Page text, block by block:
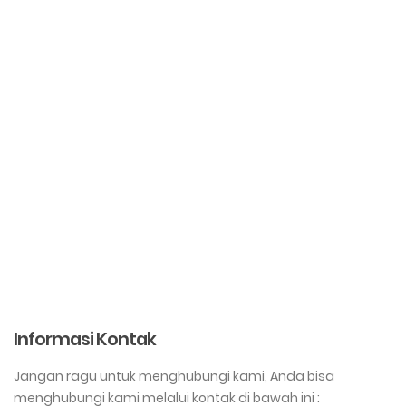
Informasi Kontak
Jangan ragu untuk menghubungi kami, Anda bisa
menghubungi kami melalui kontak di bawah ini :